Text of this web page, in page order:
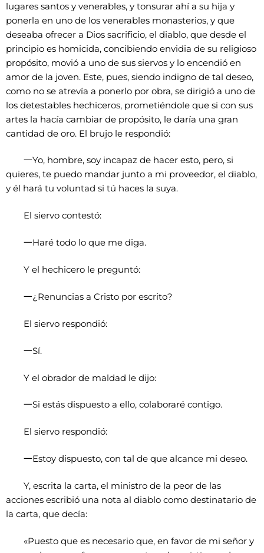
lugares santos y venerables, y tonsurar ahí a su hija y
ponerla en uno de los venerables monasterios, y que
deseaba ofrecer a Dios sacrificio, el diablo, que desde el
principio es homicida, concibiendo envidia de su religioso
propósito, movió a uno de sus siervos y lo encendió en
amor de la joven. Este, pues, siendo indigno de tal deseo,
como no se atrevía a ponerlo por obra, se dirigió a uno de
los detestables hechiceros, prometiéndole que si con sus
artes la hacía cambiar de propósito, le daría una gran
cantidad de oro. El brujo le respondió:
一Yo, hombre, soy incapaz de hacer esto, pero, si
quieres, te puedo mandar junto a mi proveedor, el diablo,
y él hará tu voluntad si tú haces la suya.
El siervo contestó:
一Haré todo lo que me diga.
Y el hechicero le preguntó:
一¿Renuncias a Cristo por escrito?
El siervo respondió:
一Sí.
Y el obrador de maldad le dijo:
一Si estás dispuesto a ello, colaboraré contigo.
El siervo respondió:
一Estoy dispuesto, con tal de que alcance mi deseo.
Y, escrita la carta, el ministro de la peor de las
acciones escribió una nota al diablo como destinatario de
la carta, que decía:
«Puesto que es necesario que, en favor de mi señor y